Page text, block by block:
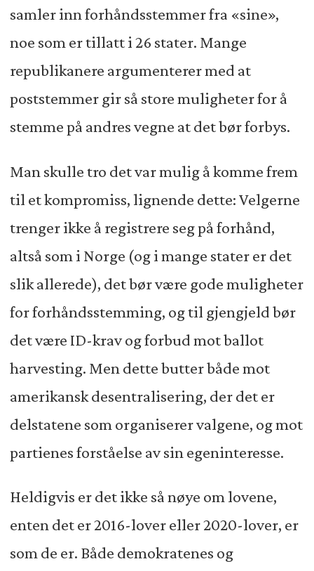
samler inn forhåndsstemmer fra «sine»,
noe som er tillatt i 26 stater. Mange
republikanere argumenterer med at
poststemmer gir så store muligheter for å
stemme på andres vegne at det bør forbys.
Man skulle tro det var mulig å komme frem
til et kompromiss, lignende dette: Velgerne
trenger ikke å registrere seg på forhånd,
altså som i Norge (og i mange stater er det
slik allerede), det bør være gode muligheter
for forhåndsstemming, og til gjengjeld bør
det være ID-krav og forbud mot ballot
harvesting. Men dette butter både mot
amerikansk desentralisering, der det er
delstatene som organiserer valgene, og mot
partienes forståelse av sin egeninteresse.
Heldigvis er det ikke så nøye om lovene,
enten det er 2016-lover eller 2020-lover, er
som de er. Både demokratenes og